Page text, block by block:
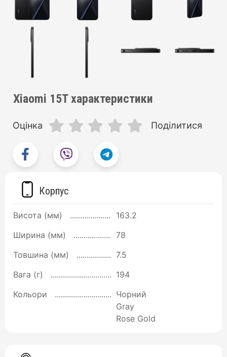
Xiaomi 15T характеристики
Оцінка Поділитися
Корпус
Висота (мм)
163.2
Ширина (мм)
78
Товшина (мм)
7.5
Вага (г)
194
Кольори
Чорний
Gray
Rose Gold